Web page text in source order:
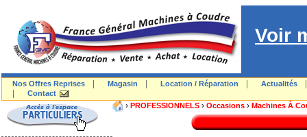
Voir
Nos Offres Reprises Magasin Location / Réparation Actualités
Contact
› PROFESSIONNELS › Occasions › Machines À